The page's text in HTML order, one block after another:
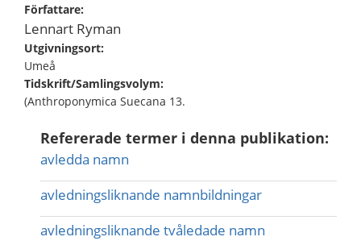
Författare:
Lennart Ryman
Utgivningsort:
Umeå
Tidskrift/Samlingsvolym:
(Anthroponymica Suecana 13.
Refererade termer i denna publikation:
avledda namn
avledningsliknande namnbildningar
avledningsliknande tvåledade namn